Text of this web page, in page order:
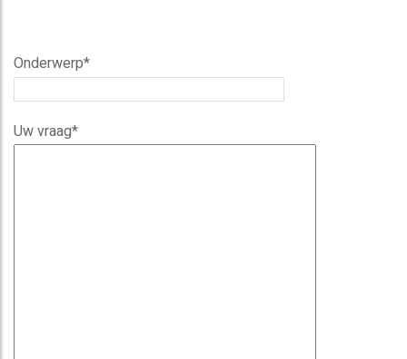
Onderwerp*
Uw vraag*